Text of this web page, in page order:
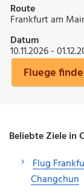
Route
Frankfurt am
Datum
10.11.2026 -
Fluege
Beliebte Ziele in
Flug
Changchun